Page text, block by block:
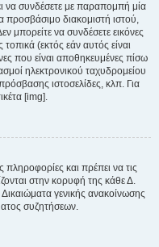
να συνδέσετε με παραπομπή μία
προσβάσιμο διακομιστή ιστού,
να συνδέσετε εικόνες
(εκτός εάν αυτός είναι
που είναι αποθηκευμένες πίσω
ηλεκτρονικού ταχυδρομείου
ιστοσελίδες, κλπ. Για
[img].
πληροφορίες και πρέπει να τις
στην κορυφή της κάθε Δ.
γενικής ανακοίνωσης
συζητήσεων.